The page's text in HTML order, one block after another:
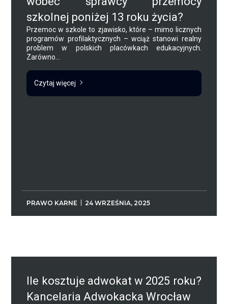
szkolnej poniżej 13 roku życia?
Przemoc w szkole to zjawisko, które – mimo licznych
programów profilaktycznych – wciąż stanowi realny
problem w polskich placówkach edukacyjnych.
Zarówno...
Czytaj więcej
PRAWO KARNE 24 WRZEŚNIA, 2025
Ile kosztuje adwokat w 2025 roku?
Kancelaria Adwokacka Wrocław